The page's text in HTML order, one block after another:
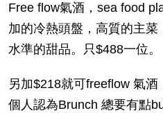
Free flow氣酒，sea food
加的冷熱頭盤，高質的主菜
水準的甜品。只$488一位。
另加$218就可freeflow 氣酒
個人認為Brunch 總要有點